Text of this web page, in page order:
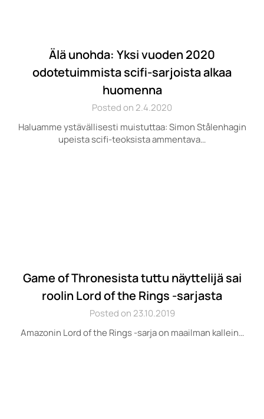
Älä unohda: Yksi vuoden 2020
odotetuimmista scifi-sarjoista alkaa
huomenna
Posted on 2.4.2020
Haluamme ystävällisesti muistuttaa: Simon Stålenhagin
upeista scifi-teoksista ammentava…
Game of Thronesista tuttu näyttelijä sai
roolin Lord of the Rings -sarjasta
Posted on 23.10.2019
Amazonin Lord of the Rings -sarja on maailman kallein…